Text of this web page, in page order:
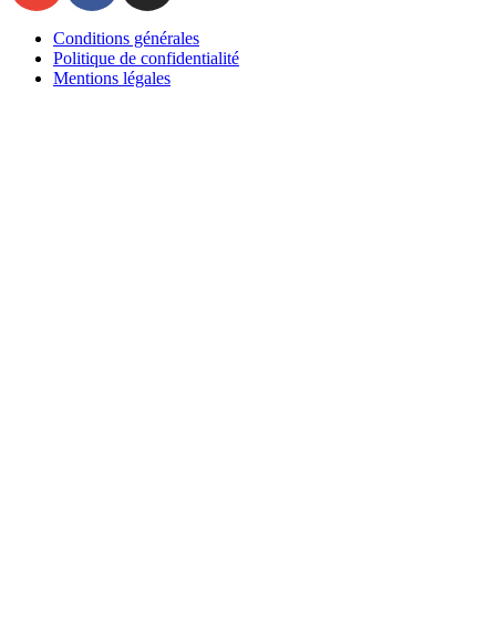
Conditions générales
Politique de confidentialité
Mentions légales